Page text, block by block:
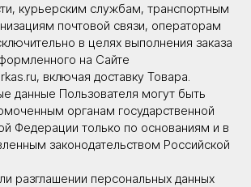
курьерским службам, транспортным
почтовой связи, операторам
в целях выполнения заказа
на Сайте
включая доставку Товара.
данные Пользователя могут быть
органам государственной
Федерации только по основаниям и в
законодательством Российской
разглашении персональных данных